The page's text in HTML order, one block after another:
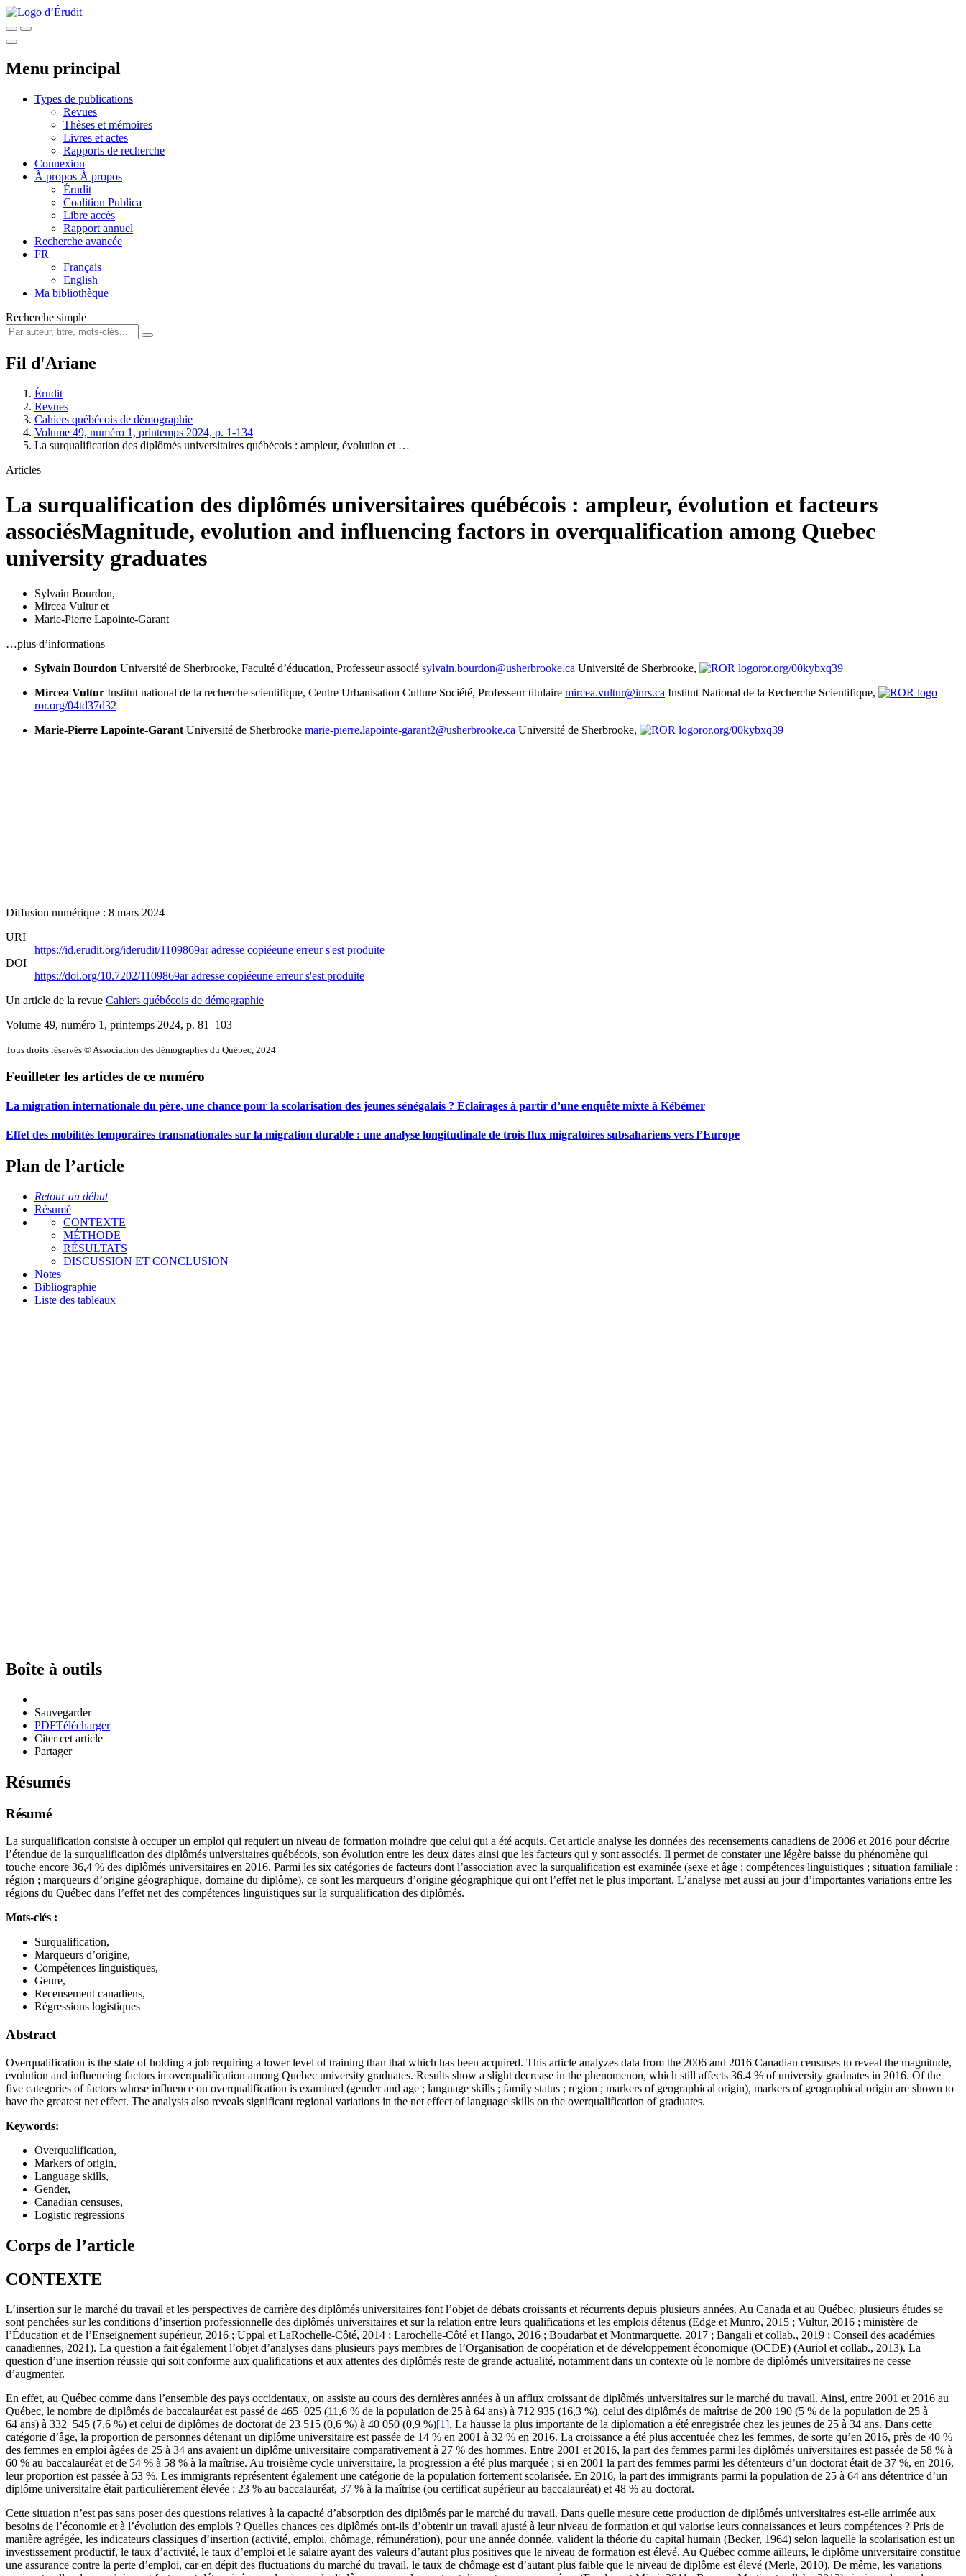
Menu principal
Types de publications
Revues
Thèses et mémoires
Livres et actes
Rapports de recherche
Connexion
À propos À propos
Érudit
Coalition Publica
Libre accès
Rapport annuel
Recherche avancée
FR
Français
English
Ma bibliothèque
Recherche simple
Fil d'Ariane
Érudit
Revues
Cahiers québécois de démographie
Volume 49, numéro 1, printemps 2024, p. 1-134
La surqualification des diplômés universitaires québécois : ampleur, évolution et …
Articles
La surqualification des diplômés universitaires québécois : ampleur, évolution et facteurs
associésMagnitude, evolution and influencing factors in overqualification among Quebec
university graduates
Sylvain Bourdon,
Mircea Vulturet
Marie-Pierre Lapointe-Garant
…plus d’informations
Sylvain Bourdon Université de Sherbrooke, Faculté d’éducation, Professeur associé sylvain.bourdon@usherbrooke.ca Université de Sherbrooke,
ror.org/00kybxq39
Mircea Vultur Institut national de la recherche scientifique, Centre Urbanisation Culture Société, Professeur titulaire mircea.vultur@inrs.ca Institut National de la Recherche Scientifique,
ror.org/04td37d32
Marie-Pierre Lapointe-Garant Université de Sherbrooke marie-pierre.lapointe-garant2@usherbrooke.ca Université de Sherbrooke, ror.org/00kybxq39
Diffusion numérique : 8 mars 2024
URI
https://id.erudit.org/iderudit/1109869aradresse copiéeune erreur s'est produite
DOI
https://doi.org/10.7202/1109869aradresse copiéeune erreur s'est produite
Un article de la revue Cahiers québécois de démographie
Volume 49, numéro 1, printemps 2024, p. 81–103
Tous droits réservés © Association des démographes du Québec, 2024
Feuilleter les articles de ce numéro
La migration internationale du père, une chance pour la scolarisation des jeunes sénégalais ? Éclairages à partir d’une enquête mixte à Kébémer
Effet des mobilités temporaires transnationales sur la migration durable : une analyse longitudinale de trois flux migratoires subsahariens vers l’Europe
Plan de l’article
Retour au début
Résumé
CONTEXTE
MÉTHODE
RÉSULTATS
DISCUSSION ET CONCLUSION
Notes
Bibliographie
Liste des tableaux
Boîte à outils
Sauvegarder
PDFTélécharger
Citer cet article
Partager
Résumés
Résumé
La surqualification consiste à occuper un emploi qui requiert un niveau de formation moindre que celui qui a été acquis. Cet article analyse les données des recensements canadiens de 2006 et 2016 pour décrire
l’étendue de la surqualification des diplômés universitaires québécois, son évolution entre les deux dates ainsi que les facteurs qui y sont associés. Il permet de constater une légère baisse du phénomène qui
touche encore 36,4 % des diplômés universitaires en 2016. Parmi les six catégories de facteurs dont l’association avec la surqualification est examinée (sexe et âge ; compétences linguistiques ; situation familiale ;
région ; marqueurs d’origine géographique, domaine du diplôme), ce sont les marqueurs d’origine géographique qui ont l’effet net le plus important. L’analyse met aussi au jour d’importantes variations entre les
régions du Québec dans l’effet net des compétences linguistiques sur la surqualification des diplômés.
Mots-clés :
Surqualification,
Marqueurs d’origine,
Compétences linguistiques,
Genre,
Recensement canadiens,
Régressions logistiques
Abstract
Overqualification is the state of holding a job requiring a lower level of training than that which has been acquired. This article analyzes data from the 2006 and 2016 Canadian censuses to reveal the magnitude,
evolution and influencing factors in overqualification among Quebec university graduates. Results show a slight decrease in the phenomenon, which still affects 36.4 % of university graduates in 2016. Of the
five categories of factors whose influence on overqualification is examined (gender and age ; language skills ; family status ; region ; markers of geographical origin), markers of geographical origin are shown to
have the greatest net effect. The analysis also reveals significant regional variations in the net effect of language skills on the overqualification of graduates.
Keywords:
Overqualification,
Markers of origin,
Language skills,
Gender,
Canadian censuses,
Logistic regressions
Corps de l’article
CONTEXTE
L’insertion sur le marché du travail et les perspectives de carrière des diplômés universitaires font l’objet de débats croissants et récurrents depuis plusieurs années. Au Canada et au Québec, plusieurs études se
sont penchées sur les conditions d’insertion professionnelle des diplômés universitaires et sur la relation entre leurs qualifications et les emplois détenus (Edge et Munro, 2015 ; Vultur, 2016 ; ministère de
l’Éducation et de l’Enseignement supérieur, 2016 ; Uppal et LaRochelle-Côté, 2014 ; Larochelle-Côté et Hango, 2016 ; Boudarbat et Montmarquette, 2017 ; Bangali et collab., 2019 ; Conseil des académies
canadiennes, 2021). La question a fait également l’objet d’analyses dans plusieurs pays membres de l’Organisation de coopération et de développement économique (OCDE) (Auriol et collab., 2013). La
question d’une insertion réussie qui soit conforme aux qualifications et aux attentes des diplômés reste de grande actualité, notamment dans un contexte où le nombre de diplômés universitaires ne cesse
d’augmenter.
En effet, au Québec comme dans l’ensemble des pays occidentaux, on assiste au cours des dernières années à un afflux croissant de diplômés universitaires sur le marché du travail. Ainsi, entre 2001 et 2016 au
Québec, le nombre de diplômés de baccalauréat est passé de 465 025 (11,6 % de la population de 25 à 64 ans) à 712 935 (16,3 %), celui des diplômés de maîtrise de 200 190 (5 % de la population de 25 à
64 ans) à 332 545 (7,6 %) et celui de diplômes de doctorat de 23 515 (0,6 %) à 40 050 (0,9 %)[1]. La hausse la plus importante de la diplomation a été enregistrée chez les jeunes de 25 à 34 ans. Dans cette
catégorie d’âge, la proportion de personnes détenant un diplôme universitaire est passée de 14 % en 2001 à 32 % en 2016. La croissance a été plus accentuée chez les femmes, de sorte qu’en 2016, près de 40 %
des femmes en emploi âgées de 25 à 34 ans avaient un diplôme universitaire comparativement à 27 % des hommes. Entre 2001 et 2016, la part des femmes parmi les diplômés universitaires est passée de 58 % à
60 % au baccalauréat et de 54 % à 58 % à la maîtrise. Au troisième cycle universitaire, la progression a été plus marquée ; si en 2001 la part des femmes parmi les détenteurs d’un doctorat était de 37 %, en 2016,
leur proportion est passée à 53 %. Les immigrants représentent également une catégorie de la population fortement scolarisée. En 2016, la part des immigrants parmi la population de 25 à 64 ans détentrice d’un
diplôme universitaire était particulièrement élevée : 23 % au baccalauréat, 37 % à la maîtrise (ou certificat supérieur au baccalauréat) et 48 % au doctorat.
Cette situation n’est pas sans poser des questions relatives à la capacité d’absorption des diplômés par le marché du travail. Dans quelle mesure cette production de diplômés universitaires est-elle arrimée aux
besoins de l’économie et à l’évolution des emplois ? Quelles chances ces diplômés ont-ils d’obtenir un travail ajusté à leur niveau de formation et qui valorise leurs connaissances et leurs compétences ? Pris de
manière agrégée, les indicateurs classiques d’insertion (activité, emploi, chômage, rémunération), pour une année donnée, valident la théorie du capital humain (Becker, 1964) selon laquelle la scolarisation est un
investissement productif, le taux d’activité, le taux d’emploi et le salaire ayant des valeurs d’autant plus positives que le niveau de formation est élevé. Au Québec comme ailleurs, le diplôme universitaire constitue
une assurance contre la perte d’emploi, car en dépit des fluctuations du marché du travail, le taux de chômage est d’autant plus faible que le niveau de diplôme est élevé (Merle, 2010). De même, les variations